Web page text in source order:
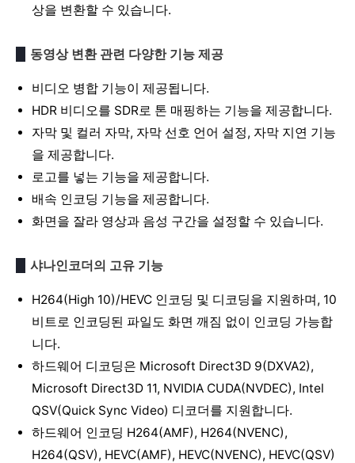
상을 변환할 수 있습니다.
동영상 변환 관련 다양한 기능 제공
비디오 병합 기능이 제공됩니다.
HDR 비디오를 SDR로 톤 매핑하는 기능을 제공합니다.
자막 및 컬러 자막, 자막 선호 언어 설정, 자막 지연 기능
을 제공합니다.
로고를 넣는 기능을 제공합니다.
배속 인코딩 기능을 제공합니다.
화면을 잘라 영상과 음성 구간을 설정할 수 있습니다.
샤나인코더의 고유 기능
H264(High 10)/HEVC 인코딩 및 디코딩을 지원하며, 10
비트로 인코딩된 파일도 화면 깨짐 없이 인코딩 가능합
니다.
하드웨어 디코딩은 Microsoft Direct3D 9(DXVA2),
Microsoft Direct3D 11, NVIDIA CUDA(NVDEC), Intel
QSV(Quick Sync Video) 디코더를 지원합니다.
하드웨어 인코딩 H264(AMF), H264(NVENC),
H264(QSV), HEVC(AMF), HEVC(NVENC), HEVC(QSV)